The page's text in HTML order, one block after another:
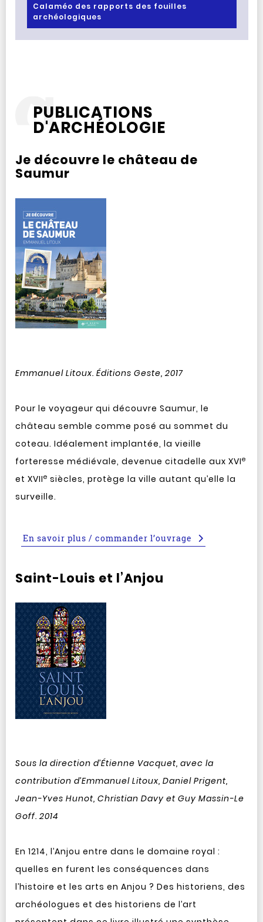
Calaméo des rapports des fouilles
archéologiques
PUBLICATIONS
D'ARCHÉOLOGIE
Je découvre le château de
Saumur
Emmanuel Litoux. Éditions Geste, 2017
Pour le voyageur qui découvre Saumur, le
château semble comme posé au sommet du
coteau. Idéalement implantée, la vieille
forteresse médiévale, devenue citadelle aux XVIe
et XVIIe siècles, protège la ville autant qu’elle la
surveille.
En savoir plus / commander l’ouvrage
Saint-Louis et l’Anjou
Sous la direction d’Étienne Vacquet, avec la
contribution d’Emmanuel Litoux, Daniel Prigent,
Jean-Yves Hunot, Christian Davy et Guy Massin-Le
Goff. 2014
En 1214, l’Anjou entre dans le domaine royal :
quelles en furent les conséquences dans
l’histoire et les arts en Anjou ? Des historiens, des
archéologues et des historiens de l’art